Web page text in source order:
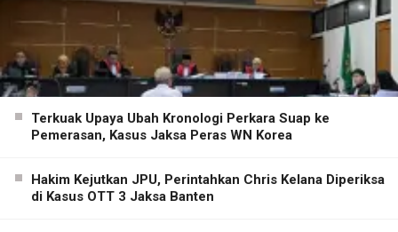
Terkuak Upaya Ubah Kronologi Perkara Suap ke
Pemerasan, Kasus Jaksa Peras WN Korea
Hakim Kejutkan JPU, Perintahkan Chris Kelana Diperiksa
di Kasus OTT 3 Jaksa Banten